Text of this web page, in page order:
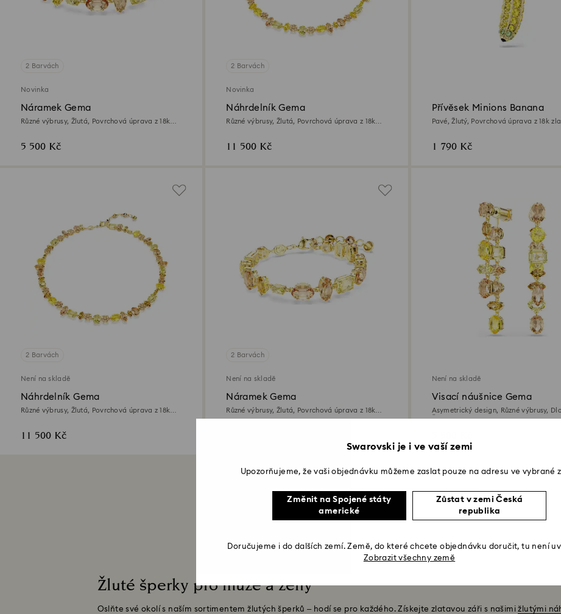
2 Barvách
Novinka
Náramek Gema
Různé výbrusy, Žlutá, Povrchová úprava z 18k
5 500 Kč
2 Barvách
Novinka
Náhrdelník Gema
Různé výbrusy, Žlutá, Povrchová úprava z 18k
11 500 Kč
Přívěsek Minions Banana
Pavé, Žlutý, Povrchová úprava z 18k
1 790 Kč
2 Barvách
Není na skladě
Náhrdelník Gema
Různé výbrusy, Žlutá, Povrchová úprava z 18k
11 500 Kč
2 Barvách
Není na skladě
Náramek Gema
Různé výbrusy, Žlutá, Povrchová úprava z 18k
zlata
Není na skladě
Visací náušnice Gema
Asymetrický design, Různé výbrusy,
Žlutá, Povrchová úprava z 18k zlata
Zobrazit 8 z 8 produktů
Žluté šperky pro muže a ženy
Oslňte své okolí s naším sortimentem žlutých šperků – hodí se pro každého. Získejte zlatavou záři s našimižlutými
Swarovski je i ve vaší zemi
Upozorňujeme, že vaši objednávku můžeme zaslat pouze na adresu ve vybrané
Změnit na Spojené státy
americké
Zůstat v zemi Česká
republika
Doručujeme i do dalších zemí. Země, do které chcete objednávku doručit, tu není
Zobrazit všechny země